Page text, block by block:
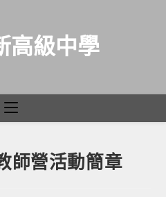
高級中學
師營活動簡章